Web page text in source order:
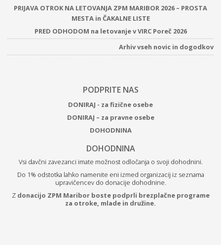
PRIJAVA OTROK NA LETOVANJA ZPM MARIBOR 2026 – PROSTA
MESTA in ČAKALNE LISTE
PRED ODHODOM na letovanje v VIRC Poreč 2026
Arhiv vseh novic in dogodkov
PODPRITE NAS
DONIRAJ - za fizične osebe
DONIRAJ – za pravne osebe
DOHODNINA
DOHODNINA
Vsi davčni zavezanci imate možnost odločanja o svoji dohodnini.
Do 1% odstotka lahko namenite eni izmed organizacij iz seznama
upravičencev do donacije dohodnine.
Z donacijo ZPM Maribor boste podprli brezplačne programe
za otroke, mlade in družine.